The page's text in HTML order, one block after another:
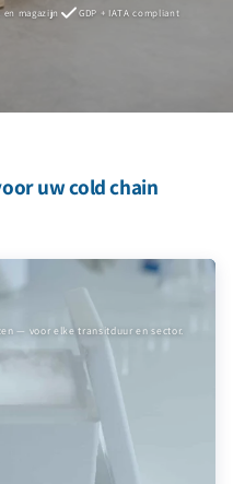
magazijn
GDP + IATA compliant
uw cold chain
— voor elke transitduur en sector.